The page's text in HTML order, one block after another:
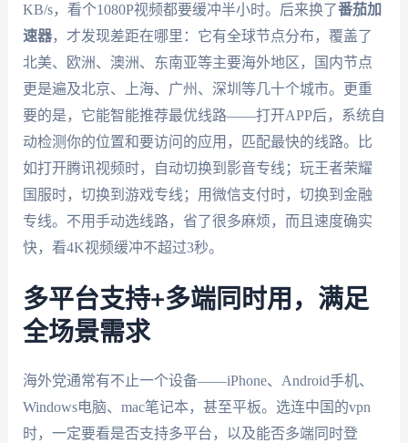
KB/s，看个1080P视频都要缓冲半小时。后来换了番茄加
速器，才发现差距在哪里：它有全球节点分布，覆盖了
北美、欧洲、澳洲、东南亚等主要海外地区，国内节点
更是遍及北京、上海、广州、深圳等几十个城市。更重
要的是，它能智能推荐最优线路——打开APP后，系统自
动检测你的位置和要访问的应用，匹配最快的线路。比
如打开腾讯视频时，自动切换到影音专线；玩王者荣耀
国服时，切换到游戏专线；用微信支付时，切换到金融
专线。不用手动选线路，省了很多麻烦，而且速度确实
快，看4K视频缓冲不超过3秒。
多平台支持+多端同时用，满足
全场景需求
海外党通常有不止一个设备——iPhone、Android手机、
Windows电脑、mac笔记本，甚至平板。选连中国的vpn
时，一定要看是否支持多平台，以及能否多端同时登